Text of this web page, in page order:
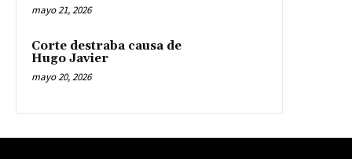
mayo 21, 2026
Corte destraba causa de
Hugo Javier
mayo 20, 2026